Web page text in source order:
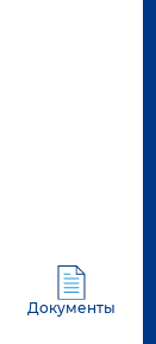
Документы